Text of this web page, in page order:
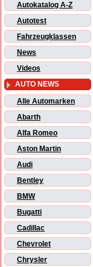
Autokatalog A-Z
Autotest
Fahrzeugklassen
News
Videos
AUTO NEWS
Alle Automarken
Abarth
Alfa Romeo
Aston Martin
Audi
Bentley
BMW
Bugatti
Cadillac
Chevrolet
Chrysler